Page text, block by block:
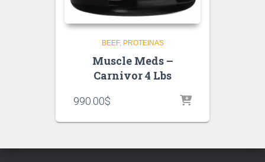
BEEF PROTEINAS
Muscle Meds –
Carnivor 4 Lbs
990.00$